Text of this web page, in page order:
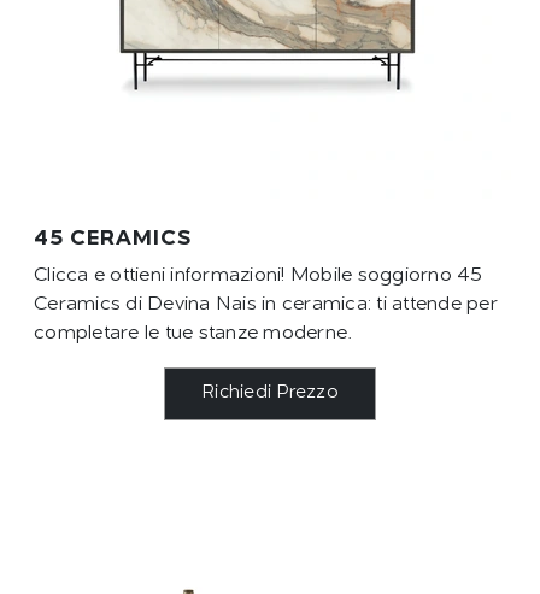
45 CERAMICS
Clicca e ottieni informazioni! Mobile soggiorno 45
Ceramics di Devina Nais in ceramica: ti attende per
completare le tue stanze moderne.
Richiedi Prezzo